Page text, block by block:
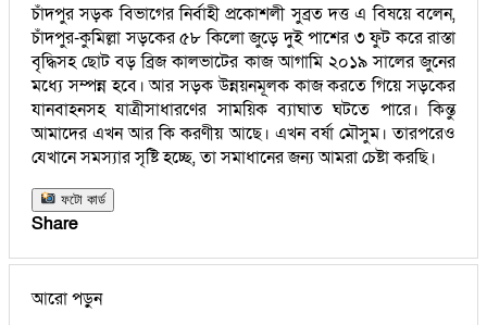
চাঁদপুর সড়ক বিভাগের নির্বাহী প্রকোশলী সুব্রত দত্ত এ বিষয়ে বলেন,
চাঁদপুর-কুমিল্লা সড়কের ৫৮ কিলো জুড়ে দুই পাশের ৩ ফুট করে রাস্তা
বৃদ্ধিসহ ছোট বড় ব্রিজ কালভাটের কাজ আগামি ২০১৯ সালের জুনের
মধ্যে সম্পন্ন হবে। আর সড়ক উন্নয়নমূলক কাজ করতে গিয়ে সড়কের
যানবাহনসহ যাত্রীসাধারণের সাময়িক ব্যাঘাত ঘটতে পারে। কিন্তু
আমাদের এখন আর কি করণীয় আছে। এখন বর্ষা মৌসুম। তারপরেও
যেখানে সমস্যার সৃষ্টি হচ্ছে, তা সমাধানের জন্য আমরা চেষ্টা করছি।
ফটো কার্ড
Share
আরো পড়ুন